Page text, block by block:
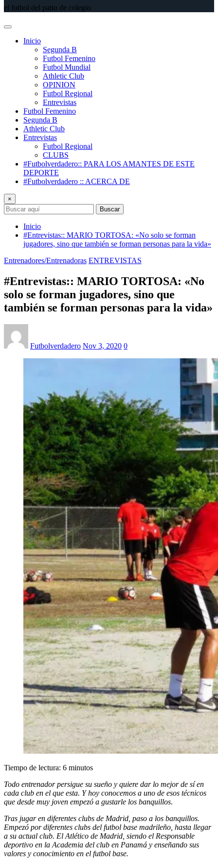
el futbol del patio de colegio
Inicio
Segunda B
Futbol Femenino
Futbol Mundial
Athletic Club
OPINION
Futbol Regional
Entrevistas
Futbol Femenino
Segunda B
Athletic Club
Entrevistas
Futbol Regional
CLUBS
#Futbolverdadero:: PARA LOS AMANTES DE ESTE
DEPORTE
#Futbolverdadero :: ACERCA DE
×
Buscar
Inicio
#Entrevistas:: MARIO TORTOSA: «No solo se forman
jugadores, sino que también se forman personas para la vida»
Entrenadores/Entrenadoras ENTREVISTAS
#Entrevistas:: MARIO TORTOSA: «No
solo se forman jugadores, sino que
también se forman personas para la vida»
Futbolverdadero Nov 3, 2020 0
Tiempo de lectura: 6 minutos
Todo entrenador persigue su sueño y quiere dar lo mejor de sí en
cada club en el que esta. Y hoy conocemos a uno de esos técnicos
que desde muy joven empezó a gustarle los banquillos.
Tras jugar en diferentes clubs de Madrid, paso a los banquillos.
Empezó por diferentes clubs del futbol base madrileño, hasta llegar
a su actual club. El Atlético de Madrid, siendo el Responsable
deportivo en la Academia del club en Panamá y enseñando sus
valores y conocimiento en el futbol base.